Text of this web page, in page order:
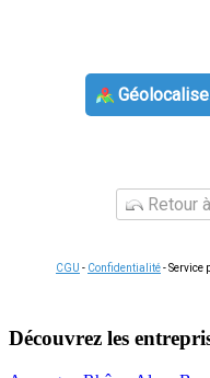
Retour
CGU - Confidentialité- Service
Découvrez les